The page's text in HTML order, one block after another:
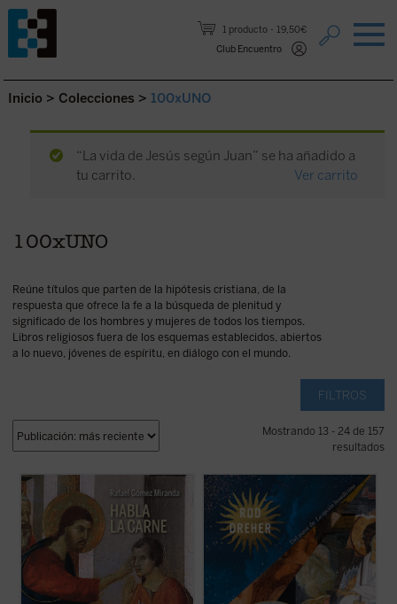
1 producto
19,50€
Club Encuentro
Saltar al contenido.
Inicio > Colecciones > 100xUNO
“La vida de Jesús según Juan” se ha añadido a
tu carrito.
Ver carrito
100xUNO
Reúne títulos que parten de la hipótesis cristiana, de la
respuesta que ofrece la fe a la búsqueda de plenitud y
significado de los hombres y mujeres de todos los tiempos.
Libros religiosos fuera de los esquemas establecidos, abiertos
a lo nuevo, jóvenes de espíritu, en diálogo con el mundo.
FILTROS
Mostrando 13 - 24 de 157
resultados
fragmentan y se reducen a meros
conceptos, Rafael Gómez Miranda nos
ofrece una exploración audaz sobre la
esencia de la carne como testigo
privilegiado del misterio divino. Habla la
carne
nos invita a ...
Rod Dreher narra cómo Occidente fue
perdiendo su capacidad de asombrarse,
cómo se «desencantó», y muestra, con
ejemplos concretos y profundamente
humanos, que ese encantamiento no ha
desaparecido: simplemente hemos
olvidado el sentido de la ...
(ver ficha)